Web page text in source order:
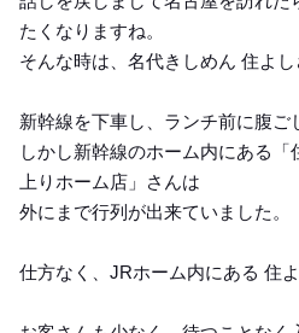
たくなりますね。
そんな時は、名代きしめん 住よし
新幹線を下車し、ランチ前に腹ご
しかし新幹線のホーム内にある
上りホーム店」さんは
外にまで行列が出来ていました。
仕方なく、JRホーム内にある 住